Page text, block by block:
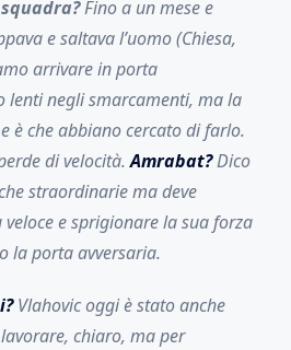
Fino a un mese e
e saltava l’uomo (Chiesa,
arrivare in porta
lenti negli smarcamenti, ma la
è che abbiano cercato di farlo.
di velocità.Amrabat?Dico
straordinarie ma deve
e sprigionare la sua forza
la porta avversaria.
Vlahovic oggi è stato anche
chiaro, ma per